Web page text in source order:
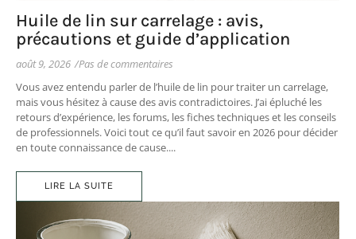
Huile de lin sur carrelage : avis,
précautions et guide d’application
août 9, 2026 /Pas de commentaires
Vous avez entendu parler de l’huile de lin pour traiter un carrelage,
mais vous hésitez à cause des avis contradictoires. J’ai épluché les
retours d’expérience, les forums, les fiches techniques et les conseils
de professionnels. Voici tout ce qu’il faut savoir en 2026 pour décider
en toute connaissance de cause....
LIRE LA SUITE